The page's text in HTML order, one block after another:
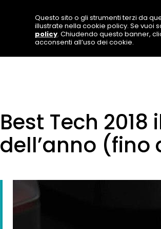
Best Tech
dell’anno (fino
Questo sito o gli strumenti terzi da
illustrate nella cookie policy. Se vuoi
policy. Chiudendo questo banner,
acconsenti all’uso dei cookie.